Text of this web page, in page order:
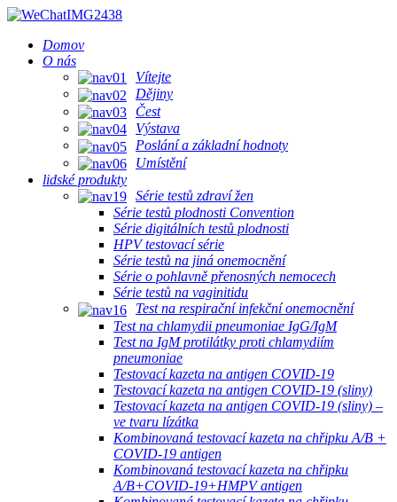
Domov
O nás
Vítejte
Dějiny
Čest
Výstava
Poslání a základní hodnoty
Umístění
lidské produkty
Série testů zdraví žen
Série testů plodnosti Convention
Série digitálních testů plodnosti
HPV testovací série
Série testů na jiná onemocnění
Série o pohlavně přenosných nemocech
Série testů na vaginitidu
Test na respirační infekční onemocnění
Test na chlamydii pneumoniae IgG/IgM
Test na IgM protilátky proti chlamydiím
pneumoniae
Testovací kazeta na antigen COVID-19
Testovací kazeta na antigen COVID-19 (sliny)
Testovací kazeta na antigen COVID-19 (sliny) –
ve tvaru lízátka
Kombinovaná testovací kazeta na chřipku A/B +
COVID-19 antigen
Kombinovaná testovací kazeta na chřipku
A/B+COVID-19+HMPV antigen